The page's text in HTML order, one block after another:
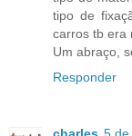
tipo de
carros tb era
Um abraço,
Responder